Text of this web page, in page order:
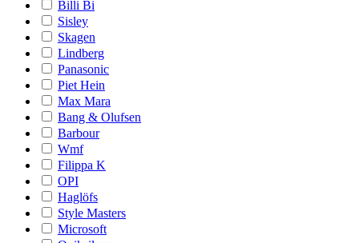
Billi Bi
Sisley
Skagen
Lindberg
Panasonic
Piet Hein
Max Mara
Bang & Olufsen
Barbour
Wmf
Filippa K
OPI
Haglöfs
Style Masters
Microsoft